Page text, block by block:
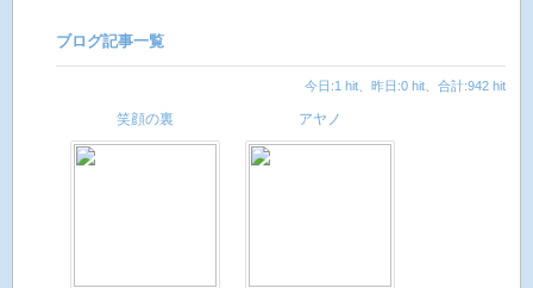
ブログ記事一覧
今日:1 hit、昨日:0 hit、合計:942 hit
笑顔の裏 アヤノ